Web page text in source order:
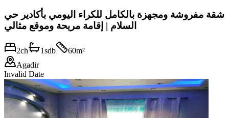
شقة مفروشة ومجهزة بالكامل للكراء اليومي بأكادير حي
السلام | إقامة مريحة وموقع مثالي
2ch 1sdb 60m²
Agadir
Invalid Date